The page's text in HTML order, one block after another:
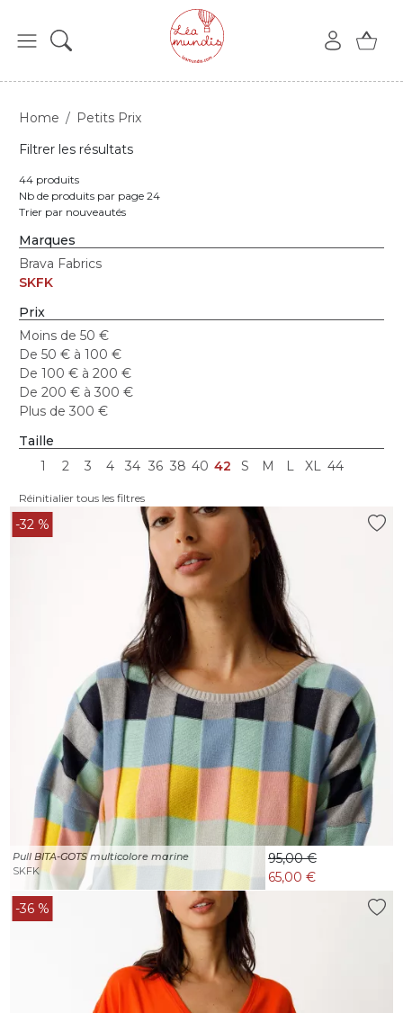
Home
Petits Prix
Filtrer les résultats
44 produits
Nb de produits par page 24
Trier par nouveautés
Marques
Brava Fabrics
SKFK
Prix
Moins de 50 €
De 50 € à 100 €
De 100 € à 200 €
De 200 € à 300 €
Plus de 300 €
Taille
1
2 3 4 34 36 38 40 42 S M L XL 44
Réinitialier tous les filtres
-32 %
Pull BITA-GOTS multicolore marine
SKFK
95,00 €
65,00 €
-36 %